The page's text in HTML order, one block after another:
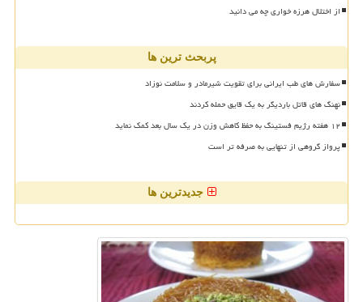
از اختلال هرزه خواری چه می دانید
پربحث ترین ها
سفارش های طب ایرانی برای تقویت شیرمادر و سلامت نوزاد
نهنگ های قاتل باردیگر به یک قایق حمله کردند
۱۲ هفته رژیم فستینگ به حفظ کاهش وزن در یک سال بعد کمک نماید
پرواز گروهی از تنهایی به صرفه تر است
جدیدترین ها